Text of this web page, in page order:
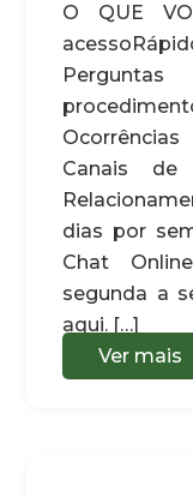
O QUE
Canais de
dias por
Chat
segunda a
aqui. […]
Ver mais